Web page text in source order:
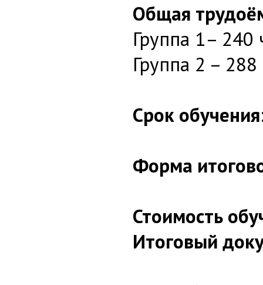
Общая
Группа 1– 240
Группа 2 – 288
Срок обучения
Форма
Стоимость
Итоговый